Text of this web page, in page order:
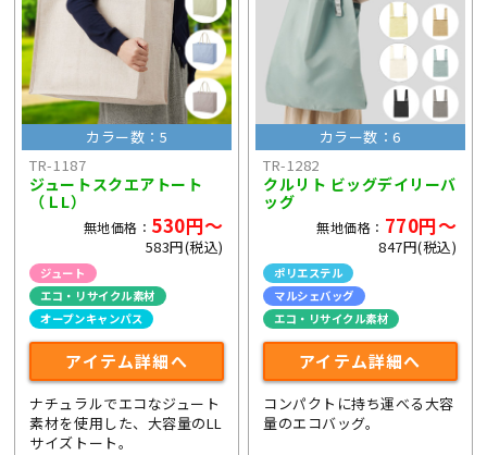
カラー数：5
TR-1187
ジュートスクエアトート
（ＬL）
無地価格： 530円～
583円(税込)
ジュート
エコ・リサイクル素材
オープンキャンパス
アイテム詳細へ
ナチュラルでエコなジュート
素材を使用した、大容量のLL
サイズトート。
カラー数：6
TR-1282
クルリト ビッグデイリーバ
ッグ
無地価格： 770円～
847円(税込)
ポリエステル
マルシェバッグ
エコ・リサイクル素材
アイテム詳細へ
コンパクトに持ち運べる大容
量のエコバッグ。